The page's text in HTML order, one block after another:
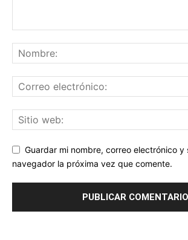
Guardar mi nombre, correo electrónico y
navegador la próxima vez que comente.